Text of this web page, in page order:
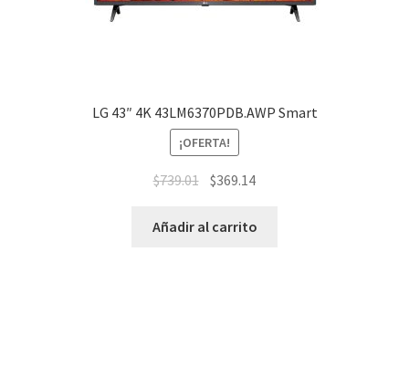
LG 43″ 4K 43LM6370PDB.AWP Smart
¡OFERTA!
$739.01 $369.14
Añadir al carrito